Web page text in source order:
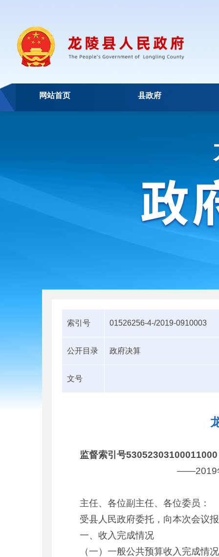
网站首页 县政府
索引号 01526256-4-/2019-0910003
公开目录 政府决算
文号
监督索引号53052303100011000
——2019
主任、各位副主任、各位委员：
受县人民政府委托，向本次会议
一、收入完成情况
（一）一般公共预算收入完成情